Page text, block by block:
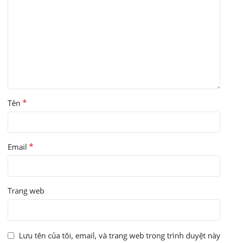
Tên *
Email *
Trang web
Lưu tên của tôi, email, và trang web trong trình duyệt này